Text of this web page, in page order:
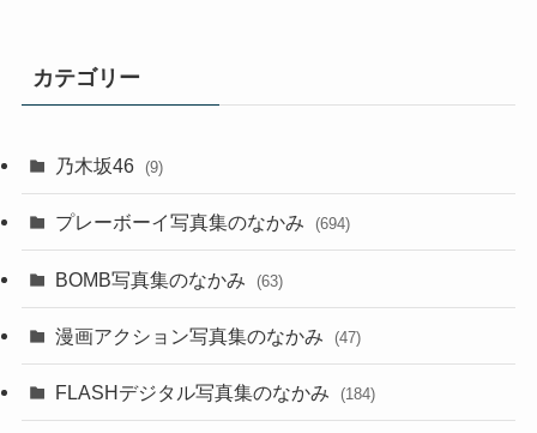
カテゴリー
乃木坂46 (9)
プレーボーイ写真集のなかみ (694)
BOMB写真集のなかみ (63)
漫画アクション写真集のなかみ (47)
FLASHデジタル写真集のなかみ (184)